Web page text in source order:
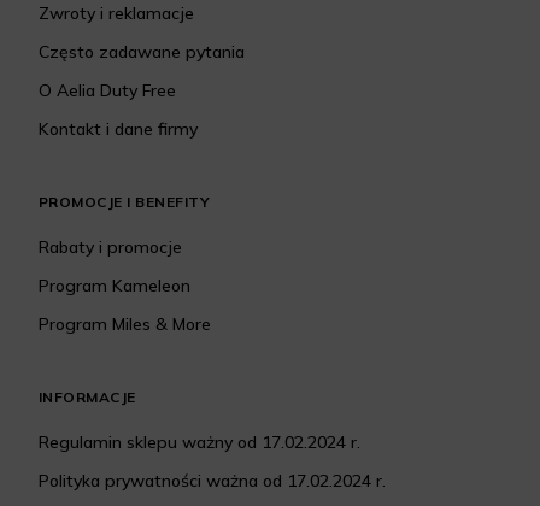
Zwroty i reklamacje
Często zadawane pytania
O Aelia Duty Free
Kontakt i dane firmy
PROMOCJE I BENEFITY
Rabaty i promocje
Program Kameleon
Program Miles & More
INFORMACJE
Regulamin sklepu ważny od 17.02.2024 r.
Polityka prywatności ważna od 17.02.2024 r.